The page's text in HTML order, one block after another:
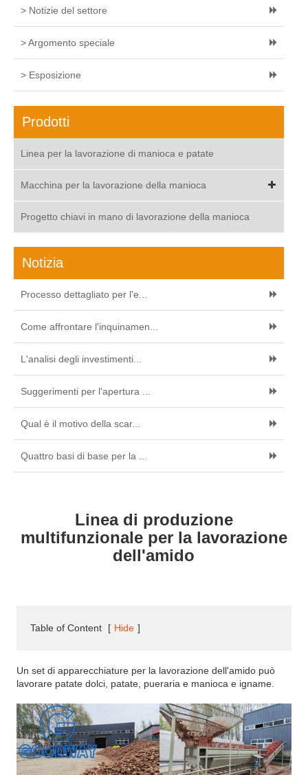
> Notizie del settore
> Argomento speciale
> Esposizione
Prodotti
Linea per la lavorazione di manioca e patate
Macchina per la lavorazione della manioca
Progetto chiavi in mano di lavorazione della manioca
Notizia
Processo dettagliato per l'e...
Come affrontare l'inquinamen...
L'analisi degli investimenti...
Suggerimenti per l'apertura ...
Qual è il motivo della scar...
Quattro basi di base per la ...
Linea di produzione
multifunzionale per la lavorazione
dell'amido
Table of Content [ Hide ]
Un set di apparecchiature per la lavorazione dell'amido può
lavorare patate dolci, patate, pueraria e manioca e igname.